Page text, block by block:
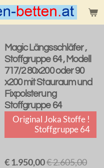
Magic Längsschläfer ,
Stoffgruppe 64 , Modell
717/2 80x200 oder 90
x200 mit Stauraum und
Fixpolsterung
Stoffgruppe 64
Original Joka Stoffe !
Stoffgruppe 64
€ 1.950,00€ 2.605,00